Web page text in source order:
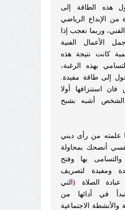
هذه الطاقة إلى
الإبداع الرياضي
وربما نعجب إذا
الأعمال الفنية
كانت نتيجة هذه
بهذه الرغبة،
إلى طاقة مفيدة.
استنزافها أولا
أشبه بشبح
علمته من رأى ديني
أنصحك بمحاولة
والتسامى بها وفتح
ومفيدة لتصريف
الصلاة
( التي
في أدائها من
والأنشطة الاجتماعية